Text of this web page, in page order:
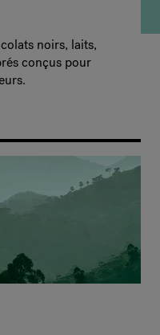
noirs, laits,
conçus pour